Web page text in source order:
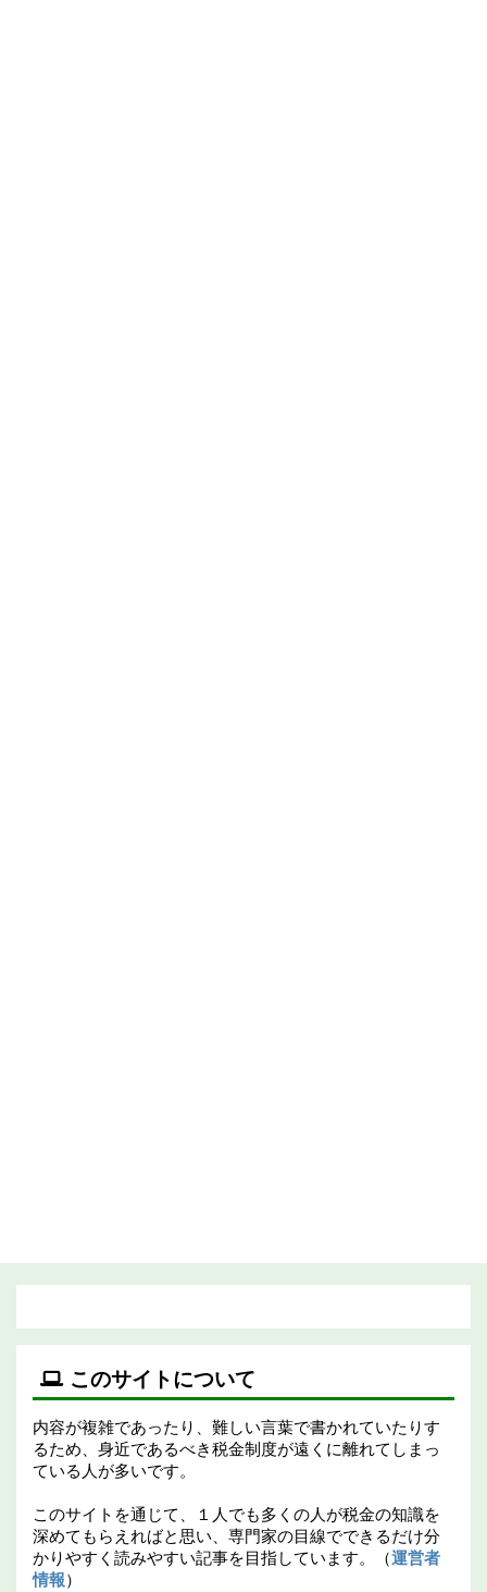
このサイトについて
内容が複雑であったり、難しい言葉で書かれていたりす
るため、身近であるべき税金制度が遠くに離れてしまっ
ている人が多いです。
このサイトを通じて、１人でも多くの人が税金の知識を
深めてもらえればと思い、専門家の目線でできるだけ分
かりやすく読みやすい記事を目指しています。（運営者
情報）